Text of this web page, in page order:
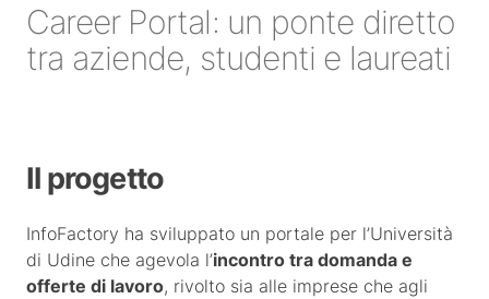
Career Portal: un ponte diretto
tra aziende, studenti e laureati
Il progetto
InfoFactory ha sviluppato un portale per l’Università
di Udine che agevola l’incontro tra domanda e
offerte di lavoro, rivolto sia alle imprese che agli